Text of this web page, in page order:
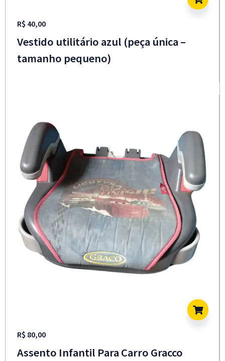
R$ 40,00
Vestido utilitário azul (peça única –
tamanho pequeno)
R$ 80,00
Assento Infantil Para Carro Gracco